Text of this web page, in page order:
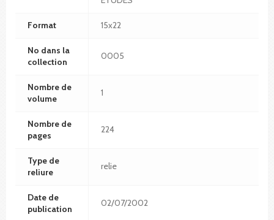
Format 15x22
No dans la
collection
0005
Nombre de
volume
1
Nombre de
pages
224
Type de
reliure
relie
Date de
publication
02/07/2002